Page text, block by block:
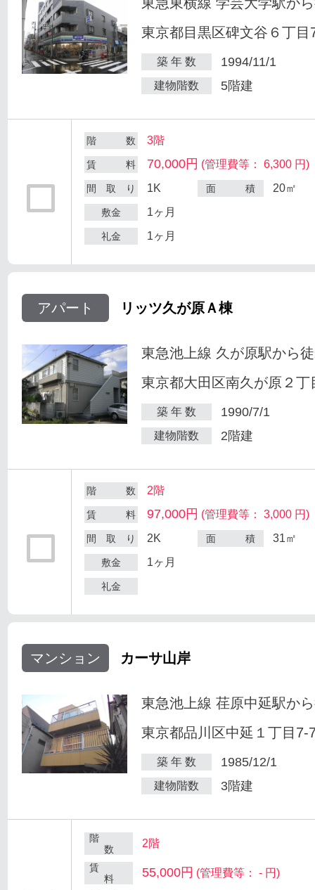
東京都目黒区碑文谷６丁目
築 年 数 1994/11/1
建物階数 5階建
階 数 3階
賃 料 70,000円 (管理費等： 6,300 円)
間 取 り 1K 面 積 20㎡
敷金 1ヶ月
礼金 1ヶ月
アパート リッツ久が原Ａ棟
東急池上線 久が原駅から
東京都大田区南久が原２丁
築 年 数 1990/7/1
建物階数 2階建
階 数 2階
賃 料 97,000円 (管理費等： 3,000 円)
間 取 り 2K 面 積 31㎡
敷金 1ヶ月
礼金
マンション カーサ山岸
東急池上線 荏原中延駅か
東京都品川区中延１丁目7-
築 年 数 1985/12/1
建物階数 3階建
階
数
2階
賃
料
55,000円 (管理費等： - 円)